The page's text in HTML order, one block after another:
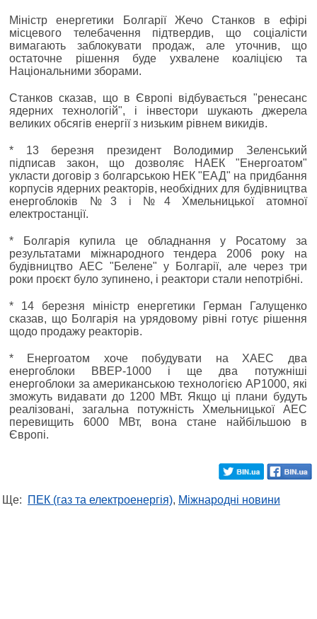
Міністр енергетики Болгарії Жечо Станков в ефірі
місцевого телебачення підтвердив, що соціалісти
вимагають заблокувати продаж, але уточнив, що
остаточне рішення буде ухвалене коаліцією та
Національними зборами.
Станков сказав, що в Європі відбувається "ренесанс
ядерних технологій", і інвестори шукають джерела
великих обсягів енергії з низьким рівнем викидів.
* 13 березня президент Володимир Зеленський
підписав закон, що дозволяє НАЕК "Енергоатом"
укласти договір з болгарською НЕК "ЕАД" на придбання
корпусів ядерних реакторів, необхідних для будівництва
енергоблоків №3 і №4 Хмельницької атомної
електростанції.
* Болгарія купила це обладнання у Росатому за
результатами міжнародного тендера 2006 року на
будівництво АЕС "Белене" у Болгарії, але через три
роки проєкт було зупинено, і реактори стали непотрібні.
* 14 березня міністр енергетики Герман Галущенко
сказав, що Болгарія на урядовому рівні готує рішення
щодо продажу реакторів.
* Енергоатом хоче побудувати на ХАЕС два
енергоблоки ВВЕР-1000 і ще два потужніші
енергоблоки за американською технологією AP1000, які
зможуть видавати до 1200 МВт. Якщо ці плани будуть
реалізовані, загальна потужність Хмельницької АЕС
перевищить 6000 МВт, вона стане найбільшою в
Європі.
Ще: ПЕК (газ та електроенергія), Міжнародні новини